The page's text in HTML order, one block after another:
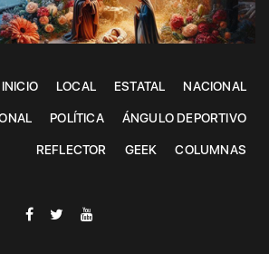
INICIO LOCAL ESTATAL NACIONAL
POLÍTICA ÁNGULO DEPORTIVO
REFLECTOR GEEK COLUMNAS